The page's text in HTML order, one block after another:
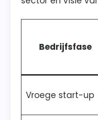
Bedrijfsfase
Vroege start-up